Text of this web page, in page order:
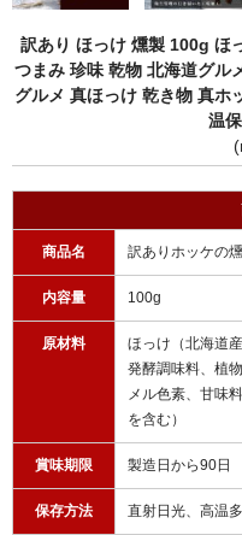
訳あり ほっけ 燻製 100g ほ
つまみ 珍味 乾物 北海道グル
グルメ 真ほっけ 乾き物 真ホ
温
商品名 訳ありホッケの
内容量 100g
原材料
ほっけ（北海道
発酵調味料、植
メル色素、甘味
を含む）
賞味期限 製造日から90日
保存方法 直射日光、高温